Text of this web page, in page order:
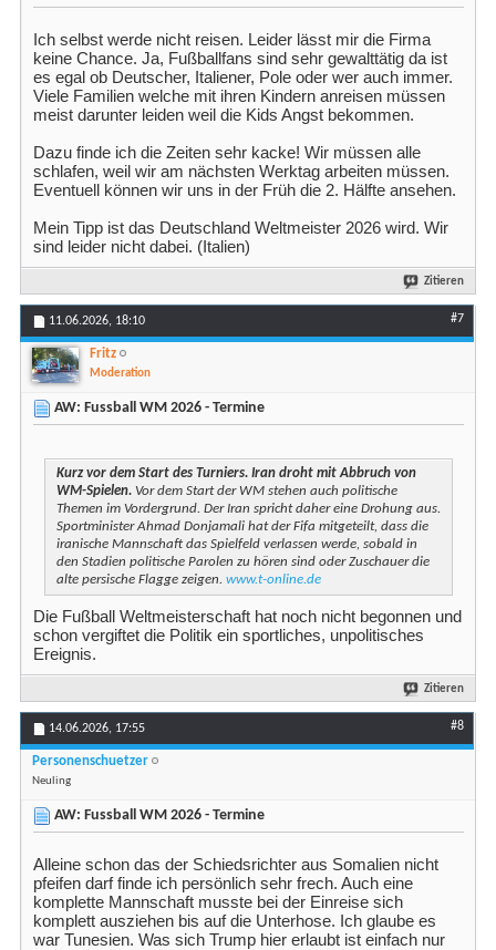
Ich selbst werde nicht reisen. Leider lässt mir die Firma
keine Chance. Ja, Fußballfans sind sehr gewalttätig da ist
es egal ob Deutscher, Italiener, Pole oder wer auch immer.
Viele Familien welche mit ihren Kindern anreisen müssen
meist darunter leiden weil die Kids Angst bekommen.
Dazu finde ich die Zeiten sehr kacke! Wir müssen alle
schlafen, weil wir am nächsten Werktag arbeiten müssen.
Eventuell können wir uns in der Früh die 2. Hälfte ansehen.
Mein Tipp ist das Deutschland Weltmeister 2026 wird. Wir
sind leider nicht dabei. (Italien)
Zitieren
11.06.2026, 18:10 #7
Fritz
Moderation
AW: Fussball WM 2026 - Termine
Kurz vor dem Start des Turniers. Iran droht mit Abbruch von
WM-Spielen. Vor dem Start der WM stehen auch politische
Themen im Vordergrund. Der Iran spricht daher eine Drohung aus.
Sportminister Ahmad Donjamali hat der Fifa mitgeteilt, dass die
iranische Mannschaft das Spielfeld verlassen werde, sobald in
den Stadien politische Parolen zu hören sind oder Zuschauer die
alte persische Flagge zeigen. www.t-online.de
Die Fußball Weltmeisterschaft hat noch nicht begonnen und
schon vergiftet die Politik ein sportliches, unpolitisches
Ereignis.
Zitieren
14.06.2026, 17:55 #8
Personenschuetzer
Neuling
AW: Fussball WM 2026 - Termine
Alleine schon das der Schiedsrichter aus Somalien nicht
pfeifen darf finde ich persönlich sehr frech. Auch eine
komplette Mannschaft musste bei der Einreise sich
komplett ausziehen bis auf die Unterhose. Ich glaube es
war Tunesien. Was sich Trump hier erlaubt ist einfach nur